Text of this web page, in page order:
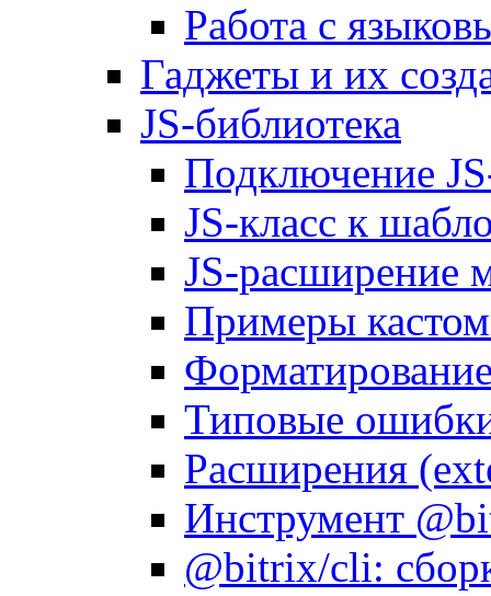
Работа с
Гаджеты и их
JS-библиотека
Подключение
JS-класс к
JS-расширение
Примеры
Типовые
Расширения
Инструмент
@bitrix/cli: